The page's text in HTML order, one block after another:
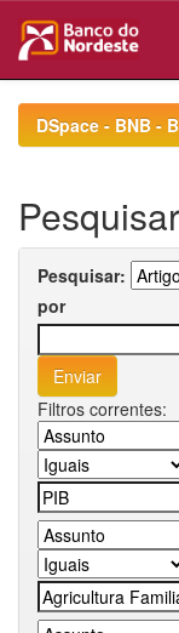
navigationDSpace - BNB -
Pesquisar
Pesquisar:
por
Filtros correntes: